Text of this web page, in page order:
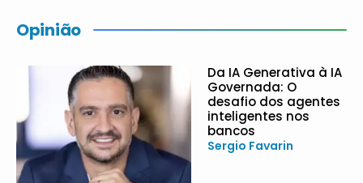
Opinião
Da IA Generativa à IA
Governada: O
desafio dos agentes
inteligentes nos
bancos
Sergio Favarin